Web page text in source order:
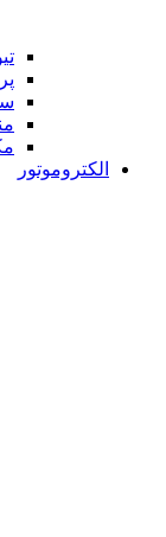
الکتروموتور